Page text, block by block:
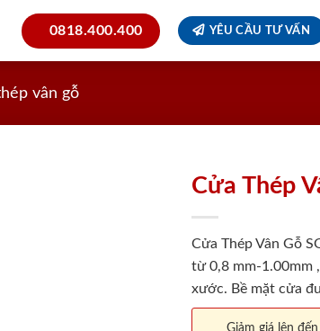
0818.400.400 YÊU CẦU TƯ VẤN
vân gỗ
Cửa Thép
Cửa Thép Vân Gỗ
từ 0,8 mm-1.00mm
xước. Bề mặt cửa
Giảm giá lên đến